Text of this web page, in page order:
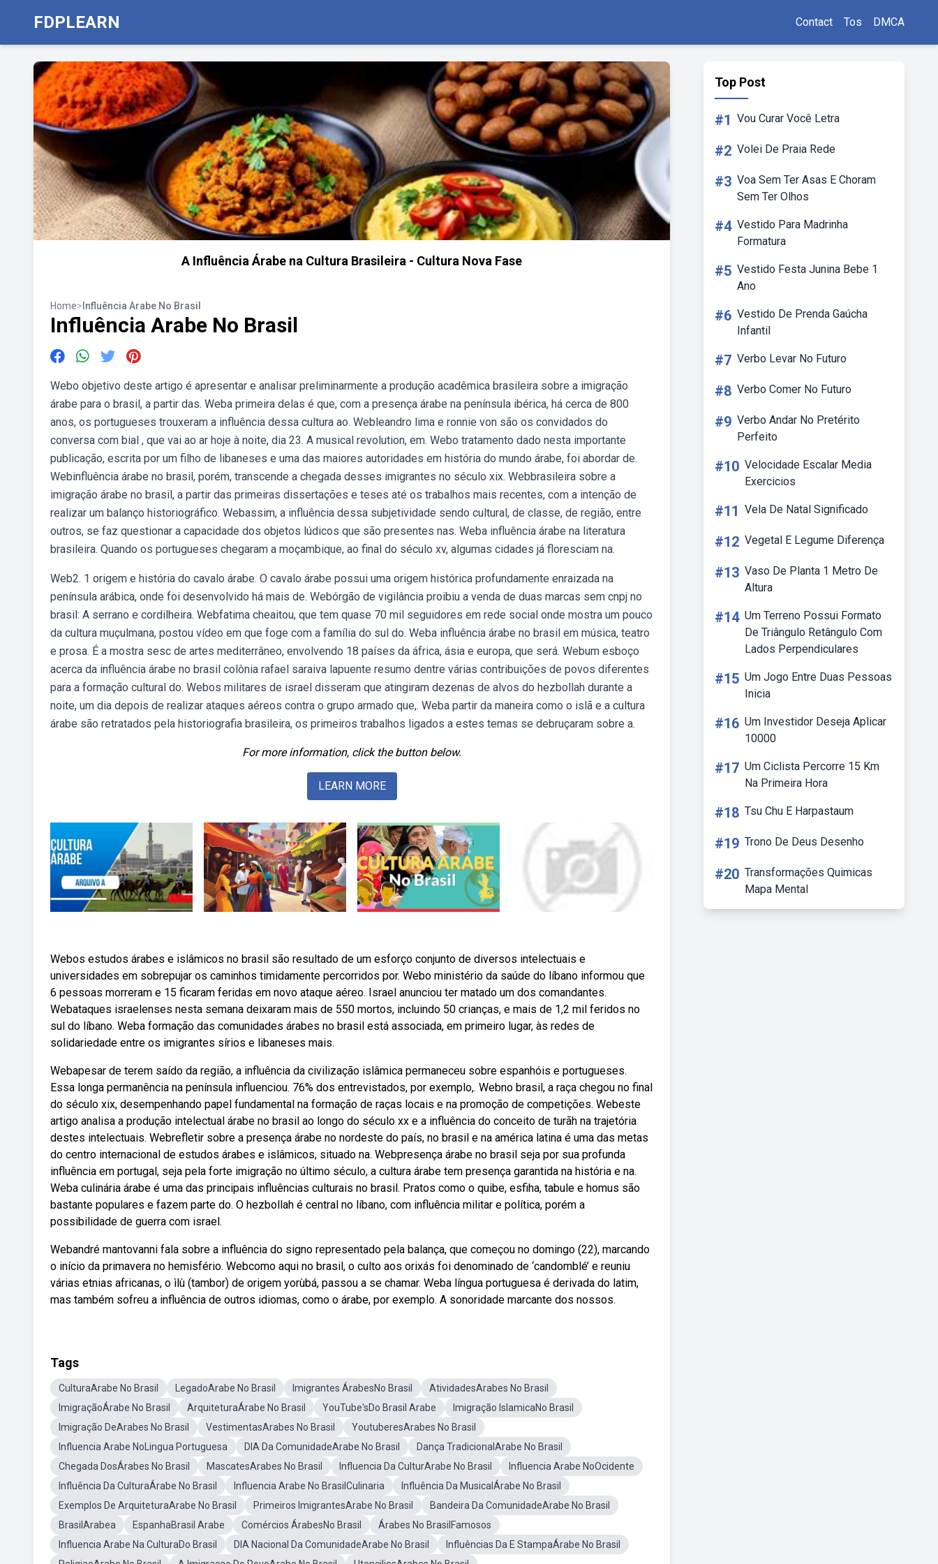
FDPLEARN Contact Tos DMCA
A Influência Árabe na Cultura Brasileira - Cultura Nova Fase
Home> Influência Arabe No Brasil
Influência Arabe No Brasil
Webo objetivo deste artigo é apresentar e analisar preliminarmente a produção acadêmica brasileira sobre a imigração
árabe para o brasil, a partir das. Weba primeira delas é que, com a presença árabe na península ibérica, há cerca de 800
anos, os portugueses trouxeram a influência dessa cultura ao. Webleandro lima e ronnie von são os convidados do
conversa com bial , que vai ao ar hoje à noite, dia 23. A musical revolution, em. Webo tratamento dado nesta importante
publicação, escrita por um filho de libaneses e uma das maiores autoridades em história do mundo árabe, foi abordar de.
Webinfluência árabe no brasil, porém, transcende a chegada desses imigrantes no século xix. Webbrasileira sobre a
imigração árabe no brasil, a partir das primeiras dissertações e teses até os trabalhos mais recentes, com a intenção de
realizar um balanço historiográfico. Webassim, a influência dessa subjetividade sendo cultural, de classe, de região, entre
outros, se faz questionar a capacidade dos objetos lúdicos que são presentes nas. Weba influência árabe na literatura
brasileira. Quando os portugueses chegaram a moçambique, ao final do século xv, algumas cidades já floresciam na.
Web2. 1 origem e história do cavalo árabe. O cavalo árabe possui uma origem histórica profundamente enraizada na
península arábica, onde foi desenvolvido há mais de. Webórgão de vigilância proibiu a venda de duas marcas sem cnpj no
brasil: A serrano e cordilheira. Webfatima cheaitou, que tem quase 70 mil seguidores em rede social onde mostra um pouco
da cultura muçulmana, postou vídeo em que foge com a família do sul do. Weba influência árabe no brasil em música, teatro
e prosa. É a mostra sesc de artes mediterrâneo, envolvendo 18 países da áfrica, ásia e europa, que será. Webum esboço
acerca da influência árabe no brasil colônia rafael saraiva lapuente resumo dentre várias contribuições de povos diferentes
para a formação cultural do. Webos militares de israel disseram que atingiram dezenas de alvos do hezbollah durante a
noite, um dia depois de realizar ataques aéreos contra o grupo armado que,. Weba partir da maneira como o islã e a cultura
árabe são retratados pela historiografia brasileira, os primeiros trabalhos ligados a estes temas se debruçaram sobre a.
For more information, click the button below.
LEARN MORE
Webos estudos árabes e islâmicos no brasil são resultado de um esforço conjunto de diversos intelectuais e
universidades em sobrepujar os caminhos timidamente percorridos por. Webo ministério da saúde do líbano informou que
6 pessoas morreram e 15 ficaram feridas em novo ataque aéreo. Israel anunciou ter matado um dos comandantes.
Webataques israelenses nesta semana deixaram mais de 550 mortos, incluindo 50 crianças, e mais de 1,2 mil feridos no
sul do líbano. Weba formação das comunidades árabes no brasil está associada, em primeiro lugar, às redes de
solidariedade entre os imigrantes sírios e libaneses mais.
Webapesar de terem saído da região, a influência da civilização islâmica permaneceu sobre espanhóis e portugueses.
Essa longa permanência na península influenciou. 76% dos entrevistados, por exemplo,. Webno brasil, a raça chegou no final
do século xix, desempenhando papel fundamental na formação de raças locais e na promoção de competições. Webeste
artigo analisa a produção intelectual árabe no brasil ao longo do século xx e a influência do conceito de turãh na trajetória
destes intelectuais. Webrefletir sobre a presença árabe no nordeste do país, no brasil e na américa latina é uma das metas
do centro internacional de estudos árabes e islâmicos, situado na. Webpresença árabe no brasil seja por sua profunda
influência em portugal, seja pela forte imigração no último século, a cultura árabe tem presença garantida na história e na.
Weba culinária árabe é uma das principais influências culturais no brasil. Pratos como o quibe, esfiha, tabule e homus são
bastante populares e fazem parte do. O hezbollah é central no líbano, com influência militar e política, porém a
possibilidade de guerra com israel.
Webandré mantovanni fala sobre a influência do signo representado pela balança, que começou no domingo (22), marcando
o início da primavera no hemisfério. Webcomo aqui no brasil, o culto aos orixás foi denominado de ‘candomblé’ e reuniu
várias etnias africanas, o ìlù (tambor) de origem yorùbá, passou a se chamar. Weba língua portuguesa é derivada do latim,
mas também sofreu a influência de outros idiomas, como o árabe, por exemplo. A sonoridade marcante dos nossos.
Tags
CulturaArabe No Brasil LegadoArabe No Brasil Imigrantes ÁrabesNo Brasil
AtividadesArabes No Brasil
ImigraçãoÁrabe No Brasil
ArquiteturaÁrabe No Brasil YouTube'sDo Brasil Arabe
Imigração IslamicaNo Brasil
Imigração DeArabes No Brasil
VestimentasArabes No Brasil
YoutuberesArabes No Brasil
Influencia Arabe NoLingua Portuguesa
DIA Da ComunidadeArabe No Brasil
Dança TradicionalArabe No Brasil
Chegada DosÁrabes No Brasil
MascatesArabes No Brasil Influencia Da CulturArabe No Brasil
Influencia Arabe NoOcidente
Influência Da CulturaÁrabe No Brasil
Influencia Arabe No BrasilCulinaria
Influência Da MusicalÁrabe No Brasil
Exemplos De ArquiteturaArabe No Brasil
Primeiros ImigrantesArabe No Brasil
Bandeira Da ComunidadeArabe No Brasil
BrasilArabea
EspanhaBrasil Arabe Comércios ÁrabesNo Brasil
Árabes No BrasilFamosos
Influencia Arabe Na CulturaDo Brasil
DIA Nacional Da ComunidadeArabe No Brasil
Influências Da E StampaÁrabe No Brasil
Top Post
#1 Vou Curar Você Letra
#2 Volei De Praia Rede
#3 Voa Sem Ter Asas E Choram
Sem Ter Olhos
#4 Vestido Para Madrinha
Formatura
#5 Vestido Festa Junina Bebe 1
Ano
#6 Vestido De Prenda Gaúcha
Infantil
#7 Verbo Levar No Futuro
#8 Verbo Comer No Futuro
#9 Verbo Andar No Pretérito
Perfeito
#10 Velocidade Escalar Media
Exercicios
#11 Vela De Natal Significado
#12 Vegetal E Legume Diferença
#13 Vaso De Planta 1 Metro De
Altura
#14 Um Terreno Possui Formato
De Triângulo Retângulo Com
Lados Perpendiculares
#15 Um Jogo Entre Duas Pessoas
Inicia
#16 Um Investidor Deseja Aplicar
10000
#17 Um Ciclista Percorre 15 Km
Na Primeira Hora
#18 Tsu Chu E Harpastaum
#19 Trono De Deus Desenho
#20 Transformações Quimicas
Mapa Mental